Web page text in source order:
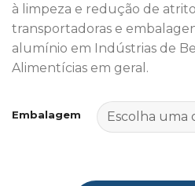
à limpeza e redução de
transportadoras e
alumínio em Indústrias de
Alimentícias em geral.
Embalagem